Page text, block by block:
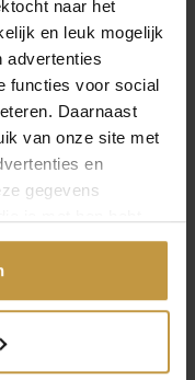
naar het
en leuk mogelijk
advertenties
functies voor social
Daarnaast
van onze site met
en
gegevens
via jouw gebruik van
DIAMANT
leverbaar, 1
werkdag